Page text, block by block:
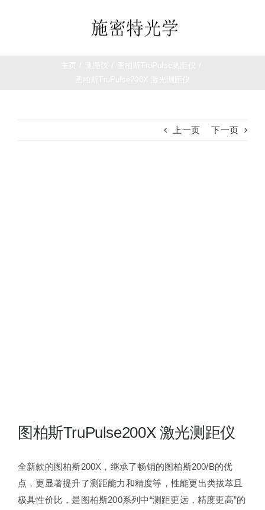
上一页 下一页
图柏斯TruPulse200X 激光测距仪
全新款的图柏斯200X，继承了畅销的图柏斯200/B的优
点，更显著提升了测距能力和精度等，性能更出类拔萃且
极具性价比，是图柏斯200系列中“测距更远，精度更高”的